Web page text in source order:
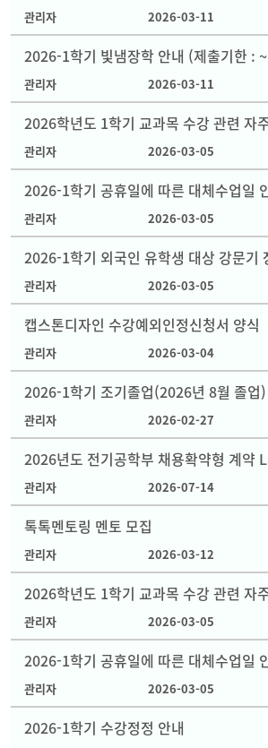
관리자 2026-03-11
2026-1학기 빛냄장학 안내 (제출기한 :
2)
관리자 2026-03-11
2026학년도 1학기 교과목 수강 관련 자
문 (Q&A)
관리자 2026-03-05
2026-1학기 공휴일에 따른 대체수업일
관리자 2026-03-05
2026-1학기 외국인 유학생 대상 강문기
청 안내
관리자 2026-03-05
캡스톤디자인 수강예외인정신청서 양식
관리자 2026-03-04
2026-1학기 조기졸업(2026년 8월 졸업
내
관리자 2026-02-27
2026년도 전기공학부 채용확약형 계약
그램 기업설명회 개최 안내
관리자 2026-07-14
톡톡멘토링 멘토 모집
관리자 2026-03-12
2026학년도 1학기 교과목 수강 관련 자
문 (Q&A)
관리자 2026-03-05
2026-1학기 공휴일에 따른 대체수업일
관리자 2026-03-05
2026-1학기 수강정정 안내